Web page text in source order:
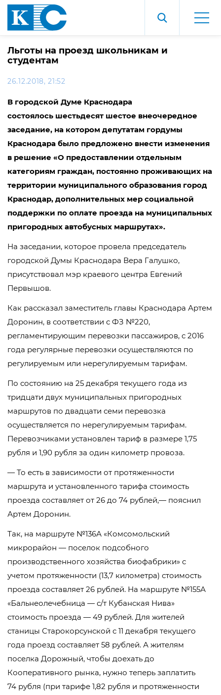
Льготы на проезд школьникам и
студентам
26.12.2018, 21:52
В городской Думе Краснодара
состоялось шестьдесят шестое внеочередное
заседание, на котором депутатам гордумы
Краснодара было предложено внести изменения
в решение «О предоставлении отдельным
категориям граждан, постоянно проживающих на
территории муниципального образования город
Краснодар, дополнительных мер социальной
поддержки по оплате проезда на муниципальных
пригородных автобусных маршрутах».
На заседании, которое провела председатель
городской Думы Краснодара Вера Галушко,
присутствовал мэр краевого центра Евгений
Первышов.
Как рассказал заместитель главы Краснодара Артем
Доронин, в соответствии с ФЗ №220,
регламентирующим перевозки пассажиров, с 2016
года регулярные перевозки осуществляются по
регулируемым или нерегулируемым тарифам.
По состоянию на 25 декабря текущего года из
тридцати двух муниципальных пригородных
маршрутов по двадцати семи перевозка
осуществляется по нерегулируемым тарифам.
Перевозчиками установлен тариф в размере 1,75
рубля и 1,90 рубля за один километр провоза.
— То есть в зависимости от протяженности
маршрута и установленного тарифа стоимость
проезда составляет от 26 до 74 рублей,— пояснил
Артем Доронин.
Так, на маршруте №136А «Комсомольский
микрорайон — поселок подсобного
производственного хозяйства биофабрики» с
учетом протяженности (13,7 километра) стоимость
проезда составляет 26 рублей. На маршруте №155А
«Бальнеолечебница — с/т Кубанская Нива»
стоимость проезда — 49 рублей. Для жителей
станицы Старокорсунской с 11 декабря текущего
года проезд составляет 58 рублей. А жителям
поселка Дорожный, чтобы доехать до
Кооперативного рынка, нужно теперь заплатить
74 рубля (при тарифе 1,82 рубля и протяженности